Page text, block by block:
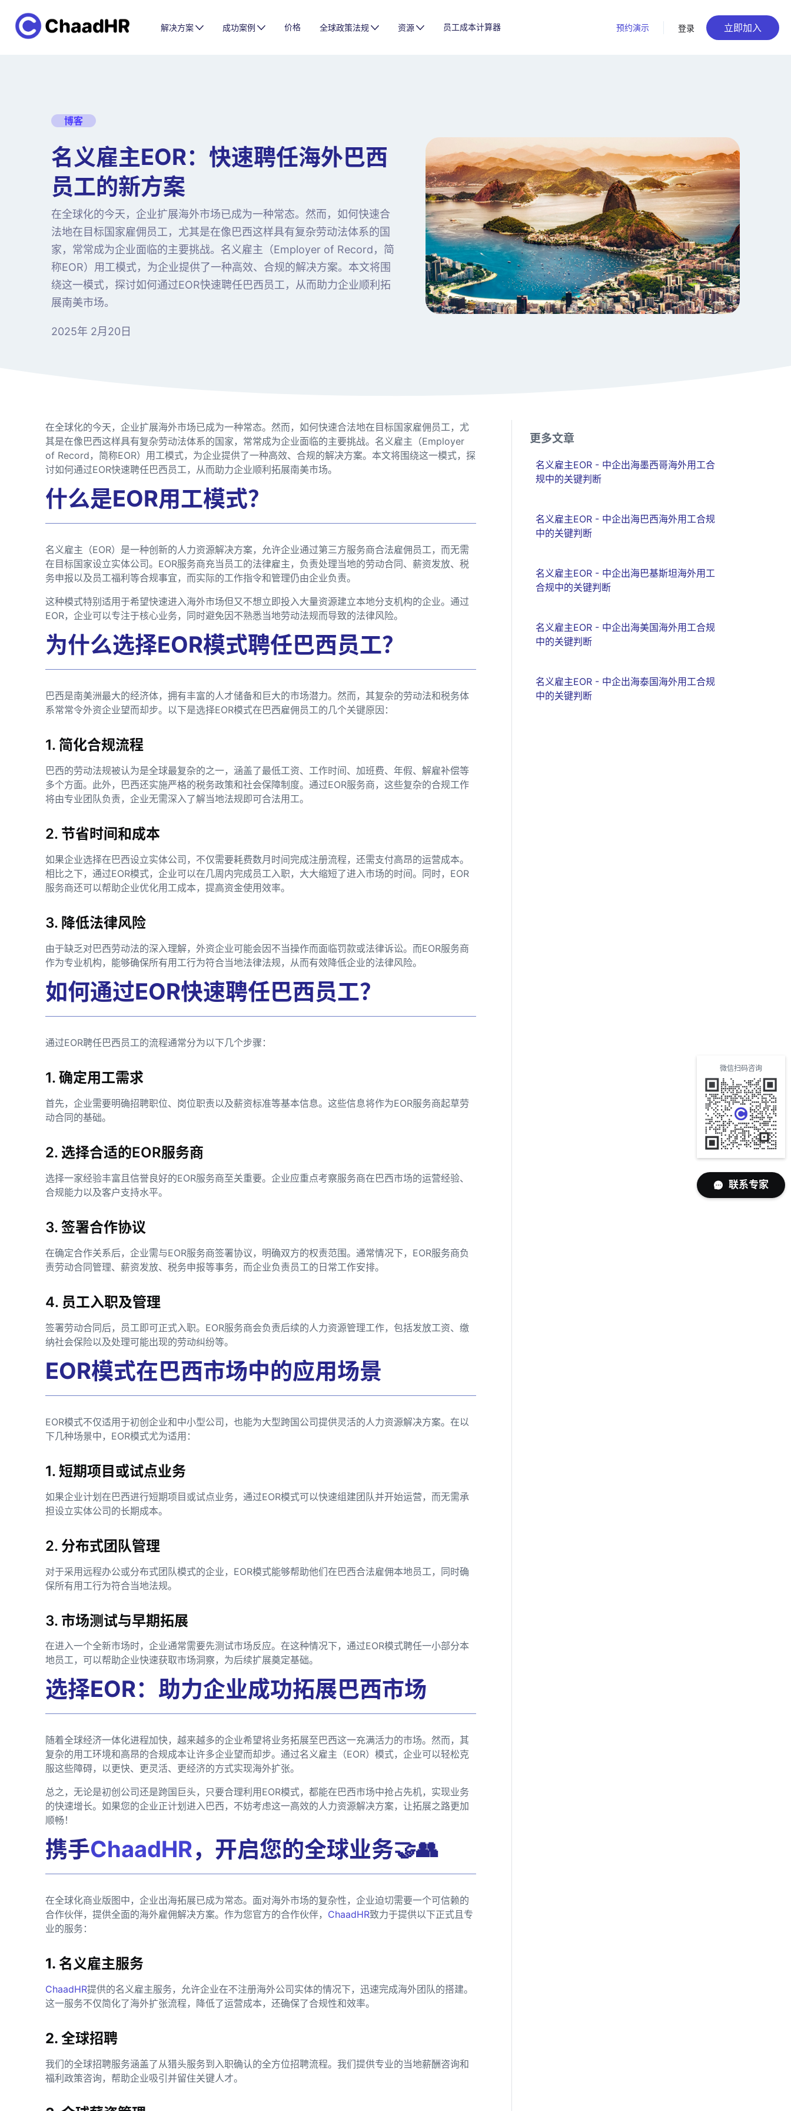
解决方案 成功案例 价格 全球政策法规 资源 员工成本计算器 预约演示 登录 立即加入
博客
名义雇主EOR：快速聘任海外巴西
员工的新方案
在全球化的今天，企业扩展海外市场已成为一种常态。然而，如何快速合
法地在目标国家雇佣员工，尤其是在像巴西这样具有复杂劳动法体系的国
家，常常成为企业面临的主要挑战。名义雇主（Employer of Record，简
称EOR）用工模式，为企业提供了一种高效、合规的解决方案。本文将围
绕这一模式，探讨如何通过EOR快速聘任巴西员工，从而助力企业顺利拓
展南美市场。
2025年 2月20日
在全球化的今天，企业扩展海外市场已成为一种常态。然而，如何快速合法地在目标国家雇佣员工，尤
其是在像巴西这样具有复杂劳动法体系的国家，常常成为企业面临的主要挑战。名义雇主（Employer
of Record，简称EOR）用工模式，为企业提供了一种高效、合规的解决方案。本文将围绕这一模式，探
讨如何通过EOR快速聘任巴西员工，从而助力企业顺利拓展南美市场。
什么是EOR用工模式？
名义雇主（EOR）是一种创新的人力资源解决方案，允许企业通过第三方服务商合法雇佣员工，而无需
在目标国家设立实体公司。EOR服务商充当员工的法律雇主，负责处理当地的劳动合同、薪资发放、税
务申报以及员工福利等合规事宜，而实际的工作指令和管理仍由企业负责。
这种模式特别适用于希望快速进入海外市场但又不想立即投入大量资源建立本地分支机构的企业。通过
EOR，企业可以专注于核心业务，同时避免因不熟悉当地劳动法规而导致的法律风险。
为什么选择EOR模式聘任巴西员工？
巴西是南美洲最大的经济体，拥有丰富的人才储备和巨大的市场潜力。然而，其复杂的劳动法和税务体
系常常令外资企业望而却步。以下是选择EOR模式在巴西雇佣员工的几个关键原因：
1. 简化合规流程
巴西的劳动法规被认为是全球最复杂的之一，涵盖了最低工资、工作时间、加班费、年假、解雇补偿等
多个方面。此外，巴西还实施严格的税务政策和社会保障制度。通过EOR服务商，这些复杂的合规工作
将由专业团队负责，企业无需深入了解当地法规即可合法用工。
2. 节省时间和成本
如果企业选择在巴西设立实体公司，不仅需要耗费数月时间完成注册流程，还需支付高昂的运营成本。
相比之下，通过EOR模式，企业可以在几周内完成员工入职，大大缩短了进入市场的时间。同时，EOR
服务商还可以帮助企业优化用工成本，提高资金使用效率。
3. 降低法律风险
由于缺乏对巴西劳动法的深入理解，外资企业可能会因不当操作而面临罚款或法律诉讼。而EOR服务商
作为专业机构，能够确保所有用工行为符合当地法律法规，从而有效降低企业的法律风险。
如何通过EOR快速聘任巴西员工？
通过EOR聘任巴西员工的流程通常分为以下几个步骤：
1. 确定用工需求
首先，企业需要明确招聘职位、岗位职责以及薪资标准等基本信息。这些信息将作为EOR服务商起草劳
动合同的基础。
2. 选择合适的EOR服务商
选择一家经验丰富且信誉良好的EOR服务商至关重要。企业应重点考察服务商在巴西市场的运营经验、
合规能力以及客户支持水平。
3. 签署合作协议
在确定合作关系后，企业需与EOR服务商签署协议，明确双方的权责范围。通常情况下，EOR服务商负
责劳动合同管理、薪资发放、税务申报等事务，而企业负责员工的日常工作安排。
4. 员工入职及管理
签署劳动合同后，员工即可正式入职。EOR服务商会负责后续的人力资源管理工作，包括发放工资、缴
纳社会保险以及处理可能出现的劳动纠纷等。
EOR模式在巴西市场中的应用场景
EOR模式不仅适用于初创企业和中小型公司，也能为大型跨国公司提供灵活的人力资源解决方案。在以
下几种场景中，EOR模式尤为适用：
1. 短期项目或试点业务
如果企业计划在巴西进行短期项目或试点业务，通过EOR模式可以快速组建团队并开始运营，而无需承
担设立实体公司的长期成本。
2. 分布式团队管理
对于采用远程办公或分布式团队模式的企业，EOR模式能够帮助他们在巴西合法雇佣本地员工，同时确
保所有用工行为符合当地法规。
3. 市场测试与早期拓展
在进入一个全新市场时，企业通常需要先测试市场反应。在这种情况下，通过EOR模式聘任一小部分本
地员工，可以帮助企业快速获取市场洞察，为后续扩展奠定基础。
选择EOR：助力企业成功拓展巴西市场
随着全球经济一体化进程加快，越来越多的企业希望将业务拓展至巴西这一充满活力的市场。然而，其
复杂的用工环境和高昂的合规成本让许多企业望而却步。通过名义雇主（EOR）模式，企业可以轻松克
服这些障碍，以更快、更灵活、更经济的方式实现海外扩张。
总之，无论是初创公司还是跨国巨头，只要合理利用EOR模式，都能在巴西市场中抢占先机，实现业务
的快速增长。如果您的企业正计划进入巴西，不妨考虑这一高效的人力资源解决方案，让拓展之路更加
顺畅！
携手ChaadHR，开启您的全球业务🤝👥
在全球化商业版图中，企业出海拓展已成为常态。面对海外市场的复杂性，企业迫切需要一个可信赖的
合作伙伴，提供全面的海外雇佣解决方案。作为您官方的合作伙伴， ChaadHR致力于提供以下正式且专
业的服务：
1. 名义雇主服务
ChaadHR提供的名义雇主服务，允许企业在不注册海外公司实体的情况下，迅速完成海外团队的搭建。
这一服务不仅简化了海外扩张流程，降低了运营成本，还确保了合规性和效率。
2. 全球招聘
我们的全球招聘服务涵盖了从猎头服务到入职确认的全方位招聘流程。我们提供专业的当地薪酬咨询和
福利政策咨询，帮助企业吸引并留住关键人才。
更多文章
名义雇主EOR - 中企出海墨西哥海外用工合
规中的关键判断
名义雇主EOR - 中企出海巴西海外用工合规
中的关键判断
名义雇主EOR - 中企出海巴基斯坦海外用工
合规中的关键判断
名义雇主EOR - 中企出海美国海外用工合规
中的关键判断
名义雇主EOR - 中企出海泰国海外用工合规
中的关键判断
微信扫码咨询
联系专家